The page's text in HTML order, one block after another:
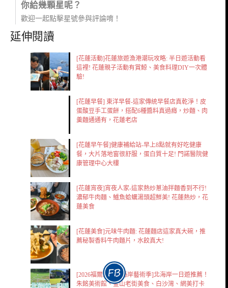
你給幾顆星呢？
歡迎一起點擊星號參與評論唷！
延伸閱讀
[花蓮活動]花蓮旅遊漁港潮玩攻略: 半日遊活動看
這裡! 花蓮親子活動有賞鯨、美食料理DIY一次體
驗!
[花蓮早餐] 東洋早餐-這家傳統早餐店真乾淨！皮
蛋酸豆手工蛋餅，搭配6種醬料真過癮，炒麵、肉
羹麵通通有，花蓮老店
[花蓮早午餐]健康補給站-早上8點就有好吃健康
餐，大片落地窗很舒服，蛋白質十足! 門諾醫院健
康管理中心大樓
[花蓮宵夜]宵夜人家-這家熱炒蔥油拌麵香到不行!
濃郁牛肉麵、鱸魚蛤蠣湯頭超鮮美! 花蓮熱炒，花
蓮美食
[花蓮美食]元味牛肉麵: 花蓮麵店這家真大碗，推
薦秘製香料牛肉麵片，水餃真大!
[2026福爾摩沙北海岸藝術季]北海岸一日遊推薦！
朱銘美術館、金山老街美食、白沙灣、網美打卡